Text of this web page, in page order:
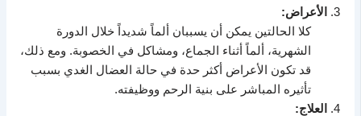
الأعراض:
كلا الحالتين يمكن أن يسببان ألماً شديداً خلال الدورة
الشهرية، ألماً أثناء الجماع، ومشاكل في الخصوبة. ومع ذلك،
قد تكون الأعراض أكثر حدة في حالة العضال الغدي بسبب
تأثيره المباشر على بنية الرحم ووظيفته.
العلاج: